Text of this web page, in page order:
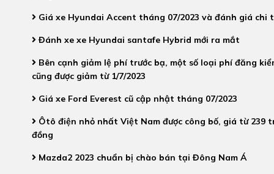
Giá xe Hyundai Accent tháng 07/2023 và đánh giá chi
Đánh xe xe Hyundai santafe Hybrid mới ra mắt
Bên cạnh giảm lệ phí trước bạ, một số loại phí đăng
cũng được giảm từ 1/7/2023
Giá xe Ford Everest cũ cập nhật tháng 07/2023
Ôtô điện nhỏ nhất Việt Nam được công bố, giá từ 239
đồng
Mazda2 2023 chuẩn bị chào bán tại Đông Nam Á